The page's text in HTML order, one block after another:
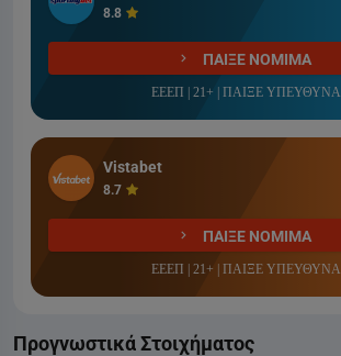
8.8
ΠΑΙΞΕ ΝΟΜΙΜΑ
ΕΕΕΠ | 21+ | ΠΑΙΞΕ ΥΠΕΥΘΥΝΑ
Vistabet
8.7
ΠΑΙΞΕ ΝΟΜΙΜΑ
ΕΕΕΠ | 21+ | ΠΑΙΞΕ ΥΠΕΥΘΥΝΑ
Προγνωστικά Στοιχήματος